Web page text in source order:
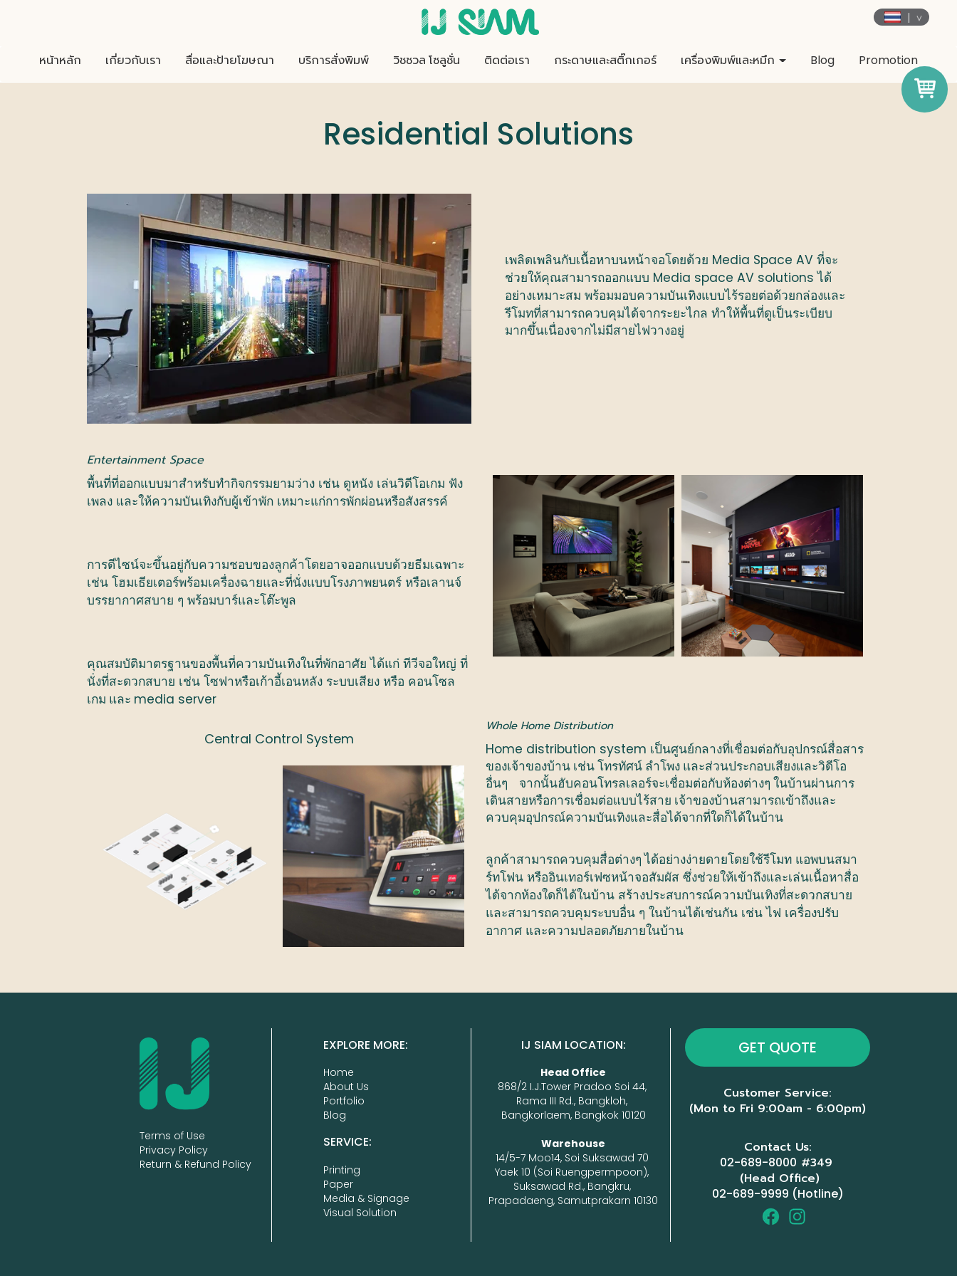
หน้าหลัก เกี่ยวกับเรา สื่อและป้ายโฆษณา บริการสั่งพิมพ์ วิชชวล โซลูชั่น ติดต่อเรา กระดาษและสติ๊กเกอร์ เครื่องพิมพ์และหมึก Blog Promotion
Residential Solutions
Entertainment Space
พื้นที่ที่ออกแบบมาสำหรับทำกิจกรรมยามว่าง เช่น ดูหนัง เล่นวิดีโอเกม ฟัง
เพลง และให้ความบันเทิงกับผู้เข้าพัก เหมาะแก่การพักผ่อนหรือสังสรรค์
การดีไซน์จะขึ้นอยู่กับความชอบของลูกค้าโดยอาจออกแบบด้วยธีมเฉพาะ
เช่น โฮมเธียเตอร์พร้อมเครื่องฉายและที่นั่งแบบโรงภาพยนตร์ หรือเลานจ์
บรรยากาศสบาย ๆ พร้อมบาร์และโต๊ะพูล
คุณสมบัติมาตรฐานของพื้นที่ความบันเทิงในที่พักอาศัย ได้แก่ ทีวีจอใหญ่ ที่
นั่งที่สะดวกสบาย เช่น โซฟาหรือเก้าอี้เอนหลัง ระบบเสียง หรือ คอนโซล
เกม และ media server
Central Control System
เพลิดเพลินกับเนื้อหาบนหน้าจอโดยด้วย Media Space AV ที่จะ
ช่วยให้คุณสามารถออกแบบ Media space AV solutions ได้
อย่างเหมาะสม พร้อมมอบความบันเทิงแบบไร้รอยต่อด้วยกล่องและ
รีโมทที่สามารถควบคุมได้จากระยะไกล ทำให้พื้นที่ดูเป็นระเบียบ
มากขึ้นเนื่องจากไม่มีสายไฟวางอยู่
Whole Home Distribution
Home distribution system เป็นศูนย์กลางที่เชื่อมต่อกับอุปกรณ์สื่อสาร
ของเจ้าของบ้าน เช่น โทรทัศน์ ลำโพง และส่วนประกอบเสียงและวิดีโอ
อื่นๆ จากนั้นฮับคอนโทรลเลอร์จะเชื่อมต่อกับห้องต่างๆ ในบ้านผ่านการ
เดินสายหรือการเชื่อมต่อแบบไร้สาย เจ้าของบ้านสามารถเข้าถึงและ
ควบคุมอุปกรณ์ความบันเทิงและสื่อได้จากที่ใดก็ได้ในบ้าน
ลูกค้าสามารถควบคุมสื่อต่างๆ ได้อย่างง่ายดายโดยใช้รีโมท แอพบนสมา
ร์ทโฟน หรืออินเทอร์เฟซหน้าจอสัมผัส ซึ่งช่วยให้เข้าถึงและเล่นเนื้อหาสื่อ
ได้จากห้องใดก็ได้ในบ้าน สร้างประสบการณ์ความบันเทิงที่สะดวกสบาย
และสามารถควบคุมระบบอื่น ๆ ในบ้านได้เช่นกัน เช่น ไฟ เครื่องปรับ
อากาศ และความปลอดภัยภายในบ้าน
Terms of Use
Privacy Policy
Return & Refund Policy
EXPLORE MORE:
Home
About Us
Portfolio
Blog
SERVICE:
Printing
Paper
Media & Signage
Visual Solution
IJ SIAM LOCATION:
Head Office
868/2 I.J.Tower Pradoo Soi 44,
Rama III Rd., Bangkloh,
Bangkorlaem, Bangkok 10120
14/5-7 Moo14, Soi Suksawad 70
Yaek 10 (Soi Ruengpermpoon),
Suksawad Rd., Bangkru,
Prapadaeng, Samutprakarn 10130
GET QUOTE
Customer Service:
(Mon to Fri 9:00am - 6:00pm)
Contact Us:
02-689-8000 #349
(Head Office)
02-689-9999 (Hotline)